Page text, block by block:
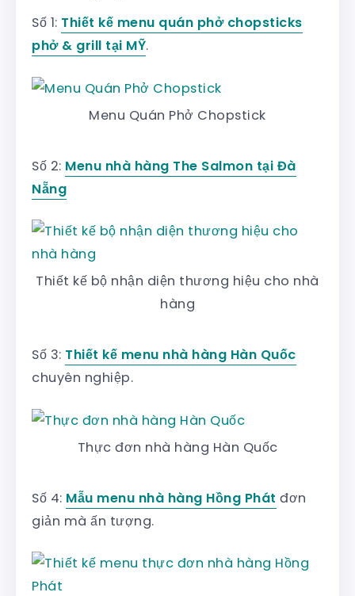
Số 1: Thiết kế menu quán phở chopsticks
phở & grill tại MỸ.
Menu Quán Phở Chopstick
Số 2: Menu nhà hàng The Salmon tại Đà
Nẵng
Thiết kế bộ nhận diện thương hiệu cho nhà
hàng
Số 3: Thiết kế menu nhà hàng Hàn Quốc
chuyên nghiệp.
Thực đơn nhà hàng Hàn Quốc
Số 4: Mẫu menu nhà hàng Hồng Phát đơn
giản mà ấn tượng.